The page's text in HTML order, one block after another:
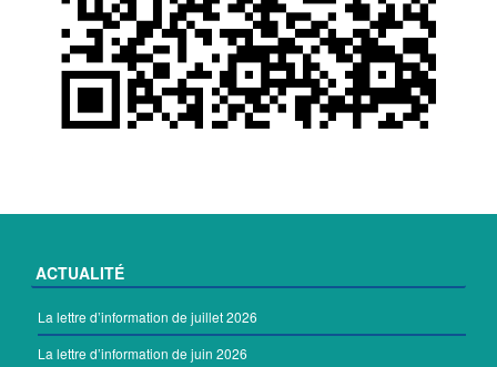
ACTUALITÉ
La lettre d’information de juillet 2026
La lettre d’information de juin 2026